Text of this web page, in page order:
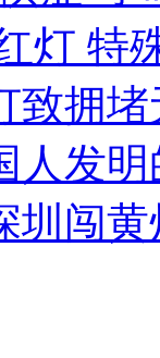
灯 特
致拥
人发明
圳闯